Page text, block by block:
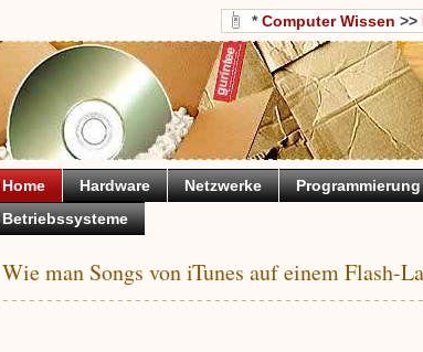
*Computer Wissen >>
Home Hardware Netzwerke Programmierung
Betriebssysteme
Wie man Songs von iTunes auf einem Flash-